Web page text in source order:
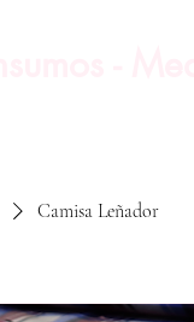
Camisa Leñador